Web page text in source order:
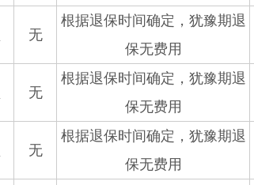
无
根据退保时间确定，犹豫期退
保无费用
无
根据退保时间确定，犹豫期退
保无费用
无
根据退保时间确定，犹豫期退
保无费用